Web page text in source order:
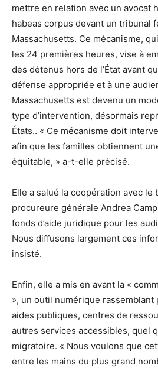
mettre en relation avec un avocat
habeas corpus devant un tribunal
Massachusetts. Ce mécanisme,
les 24 premières heures, vise à
des détenus hors de l’État avant
défense appropriée et à une
Massachusetts est devenu un
type d’intervention, désormais
États.. « Ce mécanisme doit
afin que les familles obtiennent
équitable, » a-t-elle précisé.
Elle a salué la coopération avec le
procureure générale Andrea
fonds d’aide juridique pour les
Nous diffusons largement ces
insisté.
Enfin, elle a mis en avant la «
», un outil numérique rassemblant
aides publiques, centres de
autres services accessibles, quel
migratoire. « Nous voulons que
entre les mains du plus grand